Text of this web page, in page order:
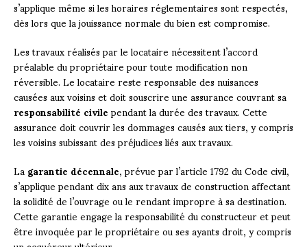
s’applique même si les horaires réglementaires sont respectés,
dès lors que la jouissance normale du bien est compromise.
Les travaux réalisés par le locataire nécessitent l’accord
préalable du propriétaire pour toute modification non
réversible. Le locataire reste responsable des nuisances
causées aux voisins et doit souscrire une assurance couvrant sa
responsabilité civilependant la durée des travaux. Cette
assurance doit couvrir les dommages causés aux tiers, y compris
les voisins subissant des préjudices liés aux travaux.
Lagarantie décennale, prévue par l’article 1792 du Code civil,
s’applique pendant dix ans aux travaux de construction affectant
la solidité de l’ouvrage ou le rendant impropre à sa destination.
Cette garantie engage la responsabilité du constructeur et peut
être invoquée par le propriétaire ou ses ayants droit, y compris